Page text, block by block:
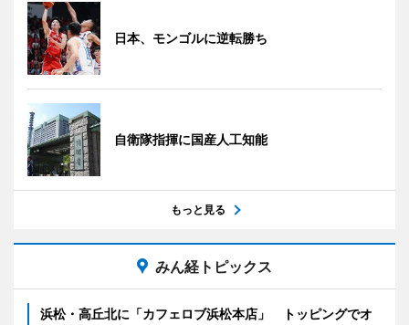
日本、モンゴルに逆転勝ち
自衛隊指揮に国産人工知能
もっと見る
みん経トピックス
浜松・高丘北に「カフェロブ浜松本店」 トッピングでオ